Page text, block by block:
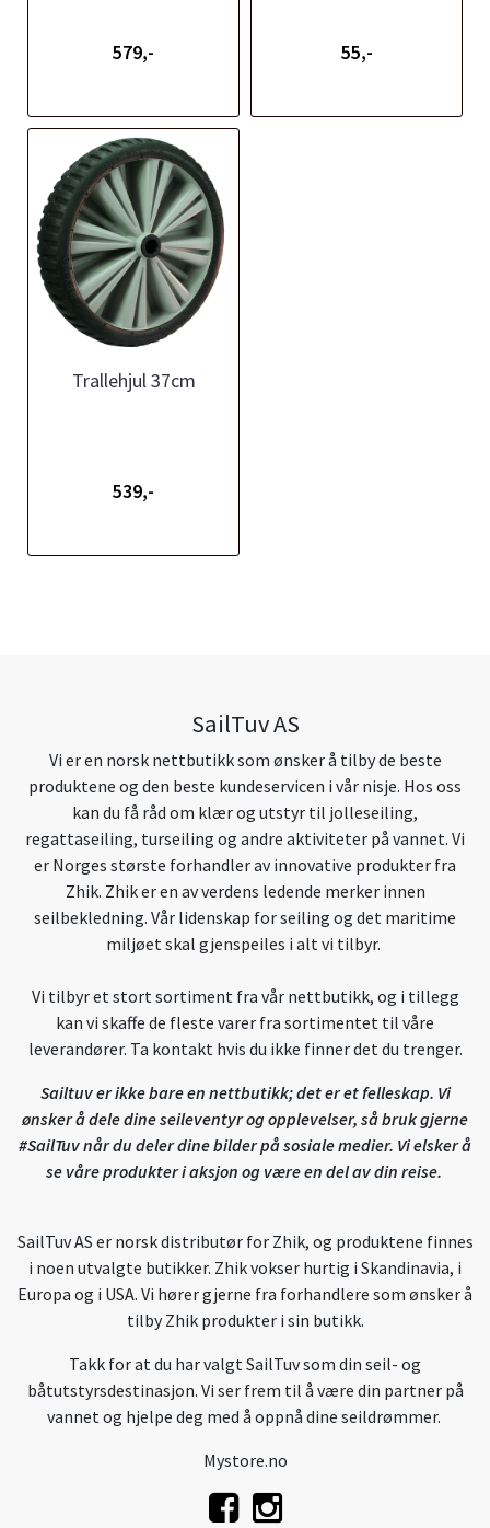
579,- 55,-
Trallehjul 37cm
539,-
SailTuv AS
Vi er en norsk nettbutikk som ønsker å tilby de beste
produktene og den beste kundeservicen i vår nisje. Hos oss
kan du få råd om klær og utstyr til jolleseiling,
regattaseiling, turseiling og andre aktiviteter på vannet. Vi
er Norges største forhandler av innovative produkter fra
Zhik. Zhik er en av verdens ledende merker innen
seilbekledning. Vår lidenskap for seiling og det maritime
miljøet skal gjenspeiles i alt vi tilbyr.
Vi tilbyr et stort sortiment fra vår nettbutikk, og i tillegg
kan vi skaffe de fleste varer fra sortimentet til våre
leverandører. Ta kontakt hvis du ikke finner det du trenger.
Sailtuv er ikke bare en nettbutikk; det er et felleskap. Vi
ønsker å dele dine seileventyr og opplevelser, så bruk gjerne
#SailTuv når du deler dine bilder på sosiale medier. Vi elsker å
se våre produkter i aksjon og være en del av din reise.
SailTuv AS er norsk distributør for Zhik, og produktene finnes
i noen utvalgte butikker. Zhik vokser hurtig i Skandinavia, i
Europa og i USA. Vi hører gjerne fra forhandlere som ønsker å
tilby Zhik produkter i sin butikk.
Takk for at du har valgt SailTuv som din seil- og
båtutstyrsdestinasjon. Vi ser frem til å være din partner på
vannet og hjelpe deg med å oppnå dine seildrømmer.
Mystore.no